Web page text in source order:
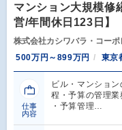
マンション大規模修
営/年間休日123日】
株式会社カシワバラ・コー
500万円～899万円
東京
仕事
内容
ビル・マンショ
程・予算の管理
・予算管理…